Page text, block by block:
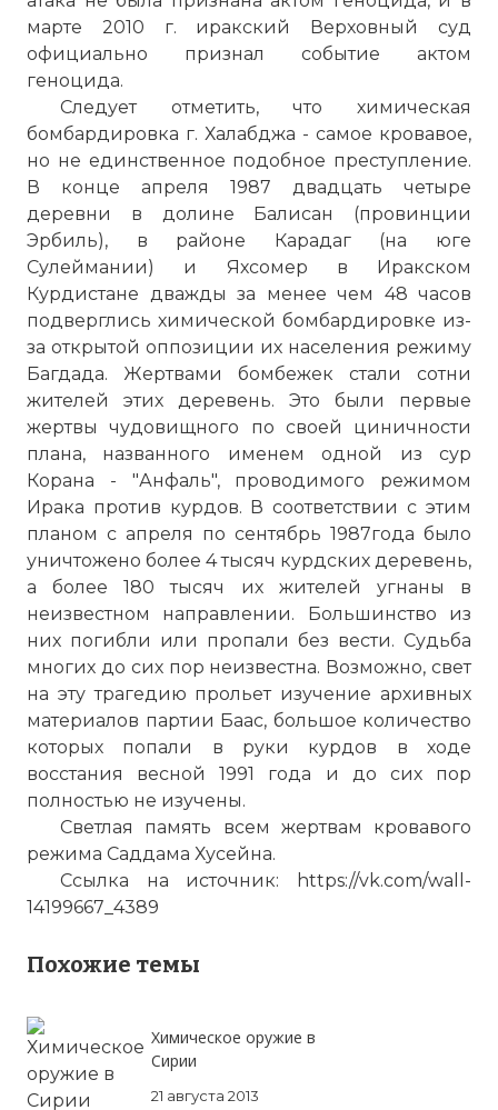
марте 2010 г. иракский Верховный суд
официально признал событие актом
геноцида.
Следует отметить, что химическая
бомбардировка г. Халабджа - самое кровавое,
но не единственное подобное преступление.
В конце апреля 1987 двадцать четыре
деревни в долине Балисан (провинции
Эрбиль), в районе Карадаг (на юге
Сулеймании) и Яхсомер в Иракском
Курдистане дважды за менее чем 48 часов
подверглись химической бомбардировке из-
за открытой оппозиции их населения режиму
Багдада. Жертвами бомбежек стали сотни
жителей этих деревень. Это были первые
жертвы чудовищного по своей циничности
плана, названного именем одной из сур
Корана - "Анфаль", проводимого режимом
Ирака против курдов. В соответствии с этим
планом с апреля по сентябрь 1987года было
уничтожено более 4 тысяч курдских деревень,
а более 180 тысяч их жителей угнаны в
неизвестном направлении. Большинство из
них погибли или пропали без вести. Судьба
многих до сих пор неизвестна. Возможно, свет
на эту трагедию прольет изучение архивных
материалов партии Баас, большое количество
которых попали в руки курдов в ходе
восстания весной 1991 года и до сих пор
полностью не изучены.
Светлая память всем жертвам кровавого
режима Саддама Хусейна.
Ссылка на источник: https://vk.com/wall-
14199667_4389
Похожие темы
Химическое оружие в
Сирии
21 августа 2013